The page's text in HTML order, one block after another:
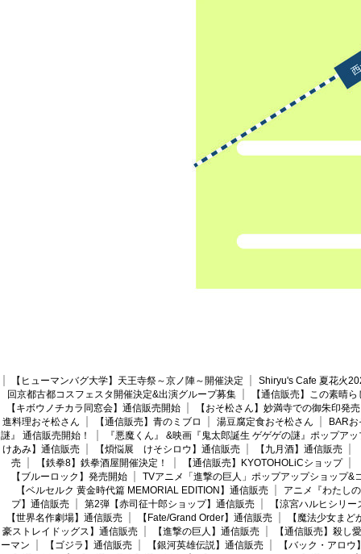
【ヒューマンバグ大学】天王寺祭～京ノ陣～開催決定
Shiryu's Cafe 夏花火
回京都古都コスフェスタ開催決定&出演グループ募集
【通信販売】この素晴
【キボウノチカラ同窓会】通信販売開始
【おそ松さん】妙満寺での御朱印発売
進料理おそ松さん
【通信販売】青のミブロ 湯豆腐定食おそ松さん
BAR
謎』 通信販売開始！
『悪魔くん』 &映画『鬼太郎誕生 ゲゲゲの謎』ポップア
けあみ】通信販売
【煩悩展 けそシロウ】通信販売 【九月酒】通信販売
売
【鉄拳8】鉄拳酒屋開催決定！ 【通信販売】KYOTOHOLiCショップ
【ブルーロック】発売開始
TVアニメ「進撃の巨人」ポップアップショップ&
【ベルセルク 黄金時代篇 MEMORIAL EDITION】通信販売
アニメ『わたし
プ】通信販売
第2弾【赤司征十郎ショップ】通信販売
【涼宮ハルヒシリ
【世界名作劇場】通信販売
【Fate/Grand Order】通信販売
【魔法少女ま
豪ストレイドッグス】通信販売
【進撃の巨人】通信販売
【通信販売】殺し愛
ーマン
【ゴジラ】通信販売 【銀河英雄伝説】通信販売
【バック・アロウ